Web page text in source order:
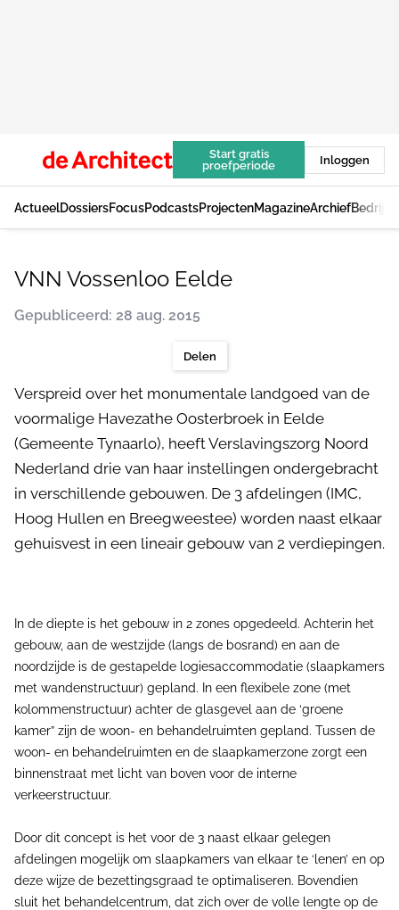
Start gratis
proefperiode
Inloggen
ActueelDossiersFocusPodcastsProjectenMagazineArchief
VNN Vossenloo Eelde
Gepubliceerd: 28 aug. 2015
Delen
Verspreid over het monumentale landgoed van de
voormalige Havezathe Oosterbroek in Eelde
(Gemeente Tynaarlo), heeft Verslavingszorg Noord
Nederland drie van haar instellingen ondergebracht
in verschillende gebouwen. De 3 afdelingen (IMC,
Hoog Hullen en Breegweestee) worden naast elkaar
gehuisvest in een lineair gebouw van 2 verdiepingen.
In de diepte is het gebouw in 2 zones opgedeeld. Achterin het
gebouw, aan de westzijde (langs de bosrand) en aan de
noordzijde is de gestapelde logiesaccommodatie (slaapkamers
met wandenstructuur) gepland. In een flexibele zone (met
kolommenstructuur) achter de glasgevel aan de ‘groene
kamer” zijn de woon- en behandelruimten gepland. Tussen de
woon- en behandelruimten en de slaapkamerzone zorgt een
binnenstraat met licht van boven voor de interne
verkeerstructuur.
Door dit concept is het voor de 3 naast elkaar gelegen
afdelingen mogelijk om slaapkamers van elkaar te ‘lenen’ en op
deze wijze de bezettingsgraad te optimaliseren. Bovendien
sluit het behandelcentrum, dat zich over de volle lengte op de